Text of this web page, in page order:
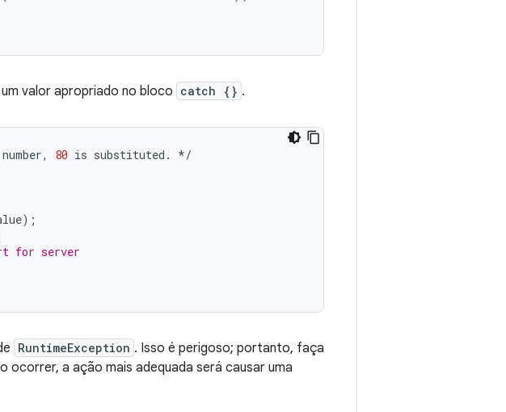
valor apropriado no bloco catch {} .
number, 80 is substituted . */
);
for server
RuntimeException . Isso é perigoso; portanto, faça
ocorrer, a ação mais adequada será causar uma